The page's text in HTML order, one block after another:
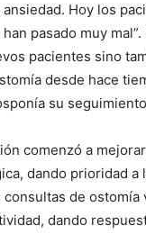
Hoy los
pasado muy
pacientes sino
desde hace
su
comenzó a
dando prioridad a
consultas de ostomía
dando